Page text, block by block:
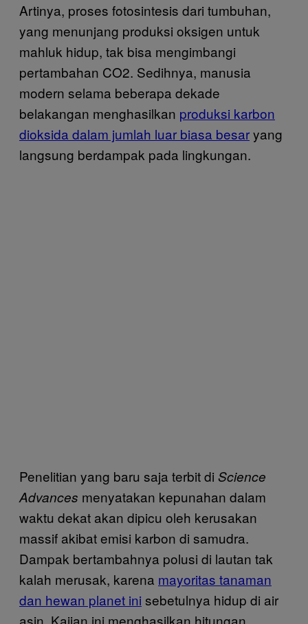
Artinya, proses fotosintesis dari tumbuhan,
yang menunjang produksi oksigen untuk
mahluk hidup, tak bisa mengimbangi
pertambahan CO2. Sedihnya, manusia
modern selama beberapa dekade
belakangan menghasilkan produksi karbon
dioksida dalam jumlah luar biasa besaryang
langsung berdampak pada lingkungan.
Penelitian yang baru saja terbit di Science
Advances menyatakan kepunahan dalam
waktu dekat akan dipicu oleh kerusakan
massif akibat emisi karbon di samudra.
Dampak bertambahnya polusi di lautan tak
kalah merusak, karena mayoritas tanaman
dan hewan planet ini sebetulnya hidup di air
asin. Kajian ini menghasilkan hitungan